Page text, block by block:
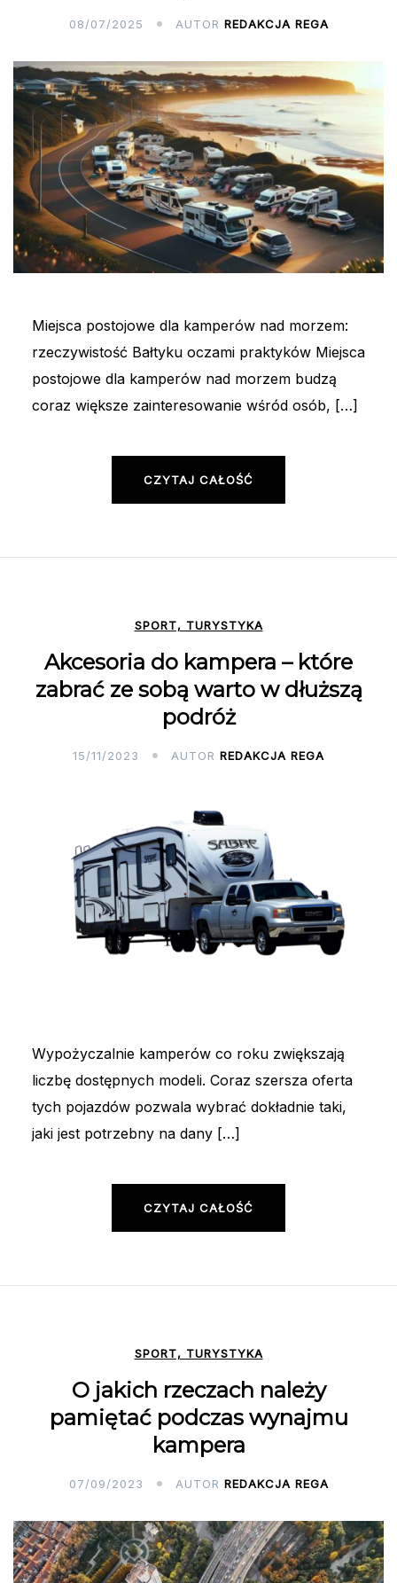
08/07/2025 AUTOR REDAKCJA REGA
Miejsca postojowe dla kamperów nad morzem:
rzeczywistość Bałtyku oczami praktyków Miejsca
postojowe dla kamperów nad morzem budzą
coraz większe zainteresowanie wśród osób, […]
CZYTAJ CAŁOŚĆ
SPORT, TURYSTYKA
Akcesoria do kampera – które
zabrać ze sobą warto w dłuższą
podróż
15/11/2023 AUTOR REDAKCJA REGA
Wypożyczalnie kamperów co roku zwiększają
liczbę dostępnych modeli. Coraz szersza oferta
tych pojazdów pozwala wybrać dokładnie taki,
jaki jest potrzebny na dany […]
CZYTAJ CAŁOŚĆ
SPORT, TURYSTYKA
O jakich rzeczach należy
pamiętać podczas wynajmu
kampera
07/09/2023 AUTOR REDAKCJA REGA